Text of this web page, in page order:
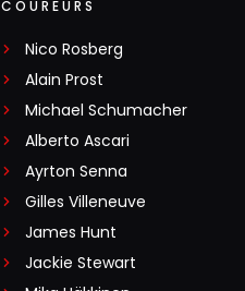
COUREURS
Nico Rosberg
Alain Prost
Michael Schumacher
Alberto Ascari
Ayrton Senna
Gilles Villeneuve
James Hunt
Jackie Stewart